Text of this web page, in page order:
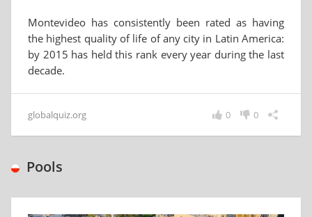
Montevideo has consistently been rated as having
the highest quality of life of any city in Latin America:
by 2015 has held this rank every year during the last
decade.
globalquiz.org 0
0
Pools